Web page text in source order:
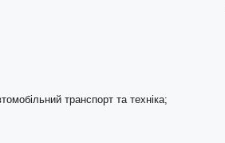
транспорт та техніка;